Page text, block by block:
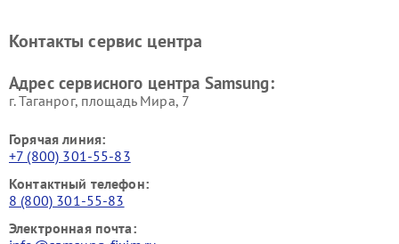
Контакты сервис центра
Адрес сервисного центра Samsung:
г. Таганрог, площадь Мира, 7
Горячая линия:
+7 (800) 301-55-83
Контактный телефон:
8 (800) 301-55-83
Электронная почта: